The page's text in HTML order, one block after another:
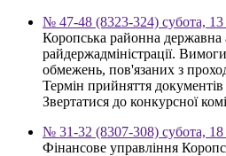
№ 47-48 (8323-324) субота, 13
Коропська районна державна
райдержадміністрації.
обмежень, пов'язаних з
Термін прийняття
Звертатися до конкурсної
№ 31-32 (8307-308) субота, 18
Фінансове управління